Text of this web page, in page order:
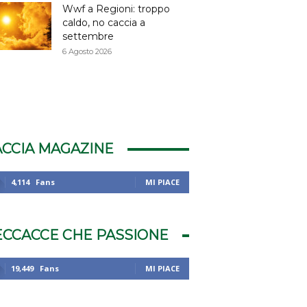
Wwf a Regioni: troppo
caldo, no caccia a
settembre
6 Agosto 2026
MAGAZINE
4,114 Fans MI PIACE
CHE PASSIONE
19,449 Fans MI PIACE